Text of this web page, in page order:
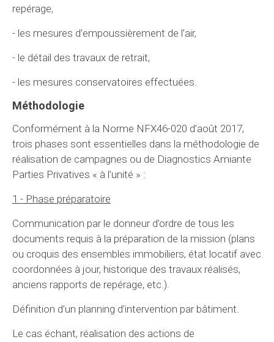
repérage,
- les mesures d’empoussièrement de l’air,
- le détail des travaux de retrait,
- les mesures conservatoires effectuées.
Méthodologie
Conformément à la Norme NFX46-020 d’août 2017,
trois phases sont essentielles dans la méthodologie de
réalisation de campagnes ou de Diagnostics Amiante
Parties Privatives « à l’unité » :
1 - Phase préparatoire
Communication par le donneur d’ordre de tous les
documents requis à la préparation de la mission (plans
ou croquis des ensembles immobiliers, état locatif avec
coordonnées à jour, historique des travaux réalisés,
anciens rapports de repérage, etc.).
Définition d’un planning d’intervention par bâtiment.
Le cas échant, réalisation des actions de